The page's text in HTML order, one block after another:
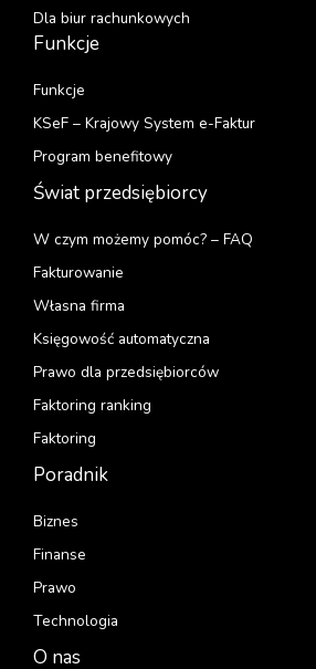
Dla biur rachunkowych
Funkcje
Funkcje
KSeF – Krajowy System e-Faktur
Program benefitowy
Świat przedsiębiorcy
W czym możemy pomóc? – FAQ
Fakturowanie
Własna firma
Księgowość automatyczna
Prawo dla przedsiębiorców
Faktoring ranking
Faktoring
Poradnik
Biznes
Finanse
Prawo
Technologia
O nas